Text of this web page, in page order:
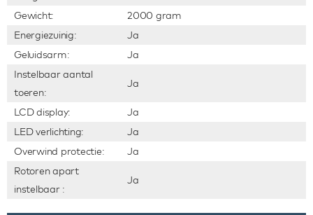
Gewicht:
2000 gram
Energiezuinig:
Ja
Geluidsarm:
Ja
Instelbaar aantal
toeren:
Ja
LCD display:
Ja
LED verlichting:
Ja
Overwind protectie:
Ja
Rotoren apart
instelbaar :
Ja